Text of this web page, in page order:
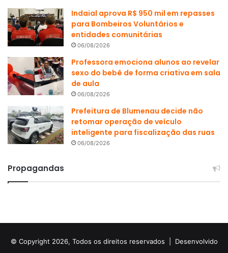
Indaial aprova R$ 950 mil em repasses
para Bombeiros Voluntários e
entidades comunitárias
06/08/2026
Professora emociona alunos ao revelar
sexo do bebê de forma criativa em sala
de aula
06/08/2026
Prefeitura de Blumenau decide não
retomar operação de veículo
inteligente para fiscalização das ruas
06/08/2026
Propagandas
© Copyright 2026, Todos os direitos reservados | Desenvolvido